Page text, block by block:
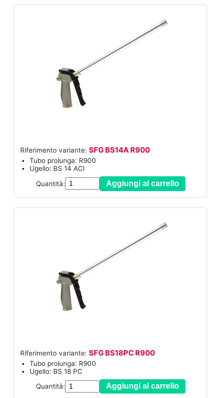
Riferimento variante: SFG BS14A R900
Tubo prolunga: R900
Ugello: BS 14 ACI
Quantità:
Aggiungi al carrello
Riferimento variante: SFG BS18PC R900
Tubo prolunga: R900
Ugello: BS 18 PC
Quantità:
Aggiungi al carrello